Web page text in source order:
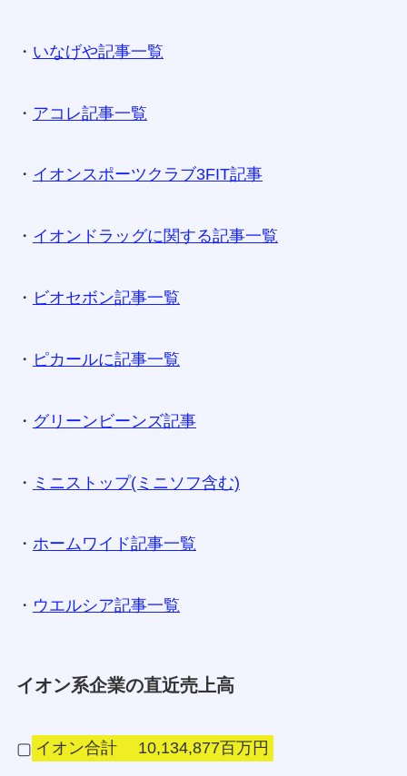
・ いなげや記事一覧
・ アコレ記事一覧
・ イオンスポーツクラブ3FIT記事
・ イオンドラッグに関する記事一覧
・ ビオセボン記事一覧
・ ピカールに記事一覧
・ グリーンビーンズ記事
・ ミニストップ(ミニソフ含む)
・ ホームワイド記事一覧
・ ウエルシア記事一覧
イオン系企業の直近売上高
▢ イオン合計 10,134,877百万円